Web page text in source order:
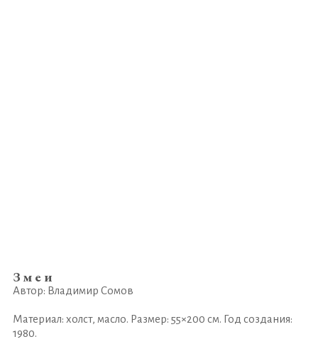
Змеи
Автор: Владимир Сомов
Материал: холст, масло. Размер: 55×200 см. Год создания:
1980.